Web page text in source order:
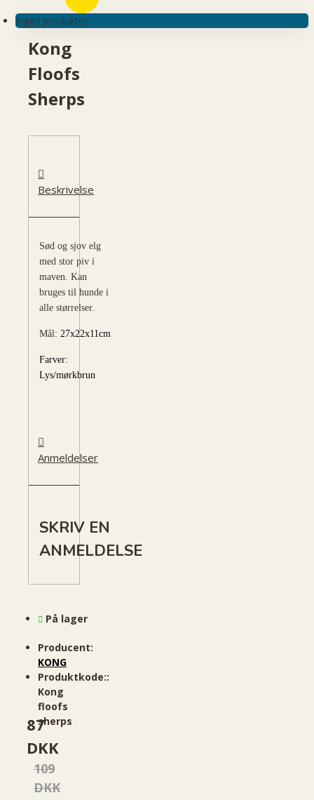
Ingen produkter
Kong
Floofs
Sherps
Beskrivelse
Sød og sjov elg
med stor piv i
maven. Kan
bruges til hunde i
alle størrelser.
Mål: 27x22x11cm
Farver:
Lys/mørkbrun
Anmeldelser
SKRIV EN
ANMELDELSE
87
DKK
109
DKK
På lager
Producent:
KONG
Produktkode::
Kong
floofs
sherps